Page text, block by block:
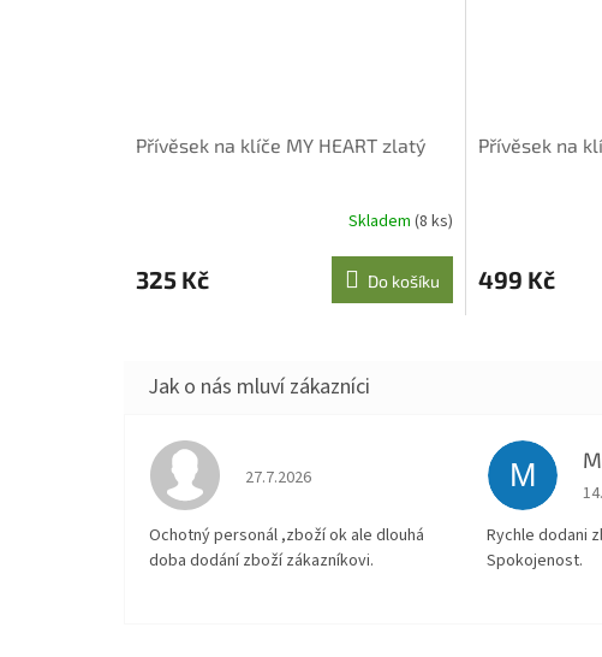
Přívěsek na klíče MY HEART zlatý
Skladem (8 ks)
325 Kč Do košíku
Přívěsek na
499 Kč
Hodnocení obchodu je 4 z 5 hvězdiček.
27.7.2026
Ochotný personál ,zboží ok ale dlouhá
doba dodání zboží zákazníkovi.
M
Rychle dodani
Spokojenost.